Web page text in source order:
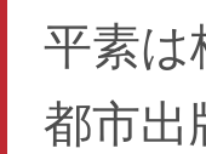
平素は
都市出